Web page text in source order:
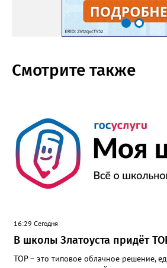
Смотрите также
16:29 Сегодня
В школы Златоуста придёт
ТОР – это типовое облачное решение,